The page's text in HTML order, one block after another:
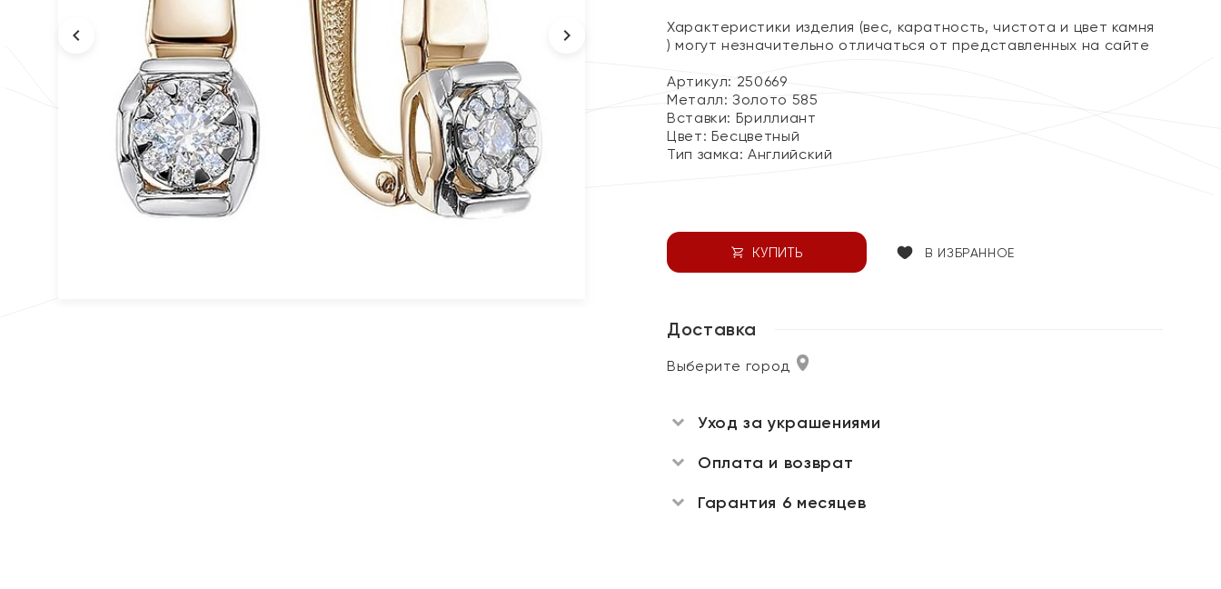
Характеристики изделия (вес, каратность, чистота и цвет камня
) могут незначительно отличаться от представленных на сайте
Артикул: 250669
Металл:Золото 585
Вставки: Бриллиант
Цвет: Бесцветный
Тип замка:Английский
КУПИТЬ В ИЗБРАННОЕ
Доставка
Выберите город
Уход за украшениями
Оплата и возврат
Гарантия 6 месяцев